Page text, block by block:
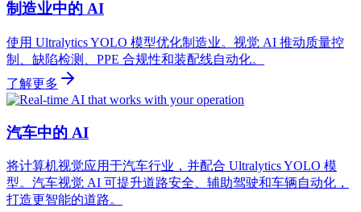
制造业中的 AI
使用 Ultralytics YOLO 模型优化制造业。视觉 AI 推动质量控
制、缺陷检测、PPE 合规性和装配线自动化。
了解更多
汽车中的 AI
将计算机视觉应用于汽车行业，并配合 Ultralytics YOLO 模
型。汽车视觉 AI 可提升道路安全、辅助驾驶和车辆自动化，
打造更智能的道路。